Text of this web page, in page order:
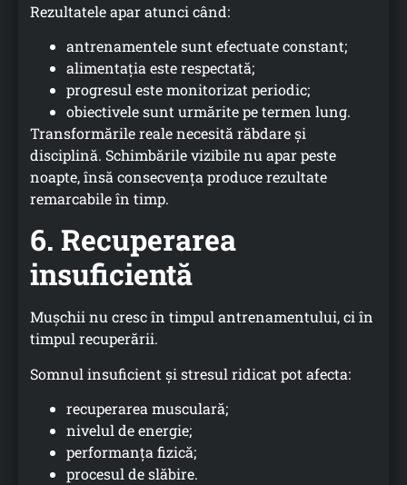
Rezultatele apar atunci când:
antrenamentele sunt efectuate constant;
alimentația este respectată;
progresul este monitorizat periodic;
obiectivele sunt urmărite pe termen lung.
Transformările reale necesită răbdare și
disciplină. Schimbările vizibile nu apar peste
noapte, însă consecvența produce rezultate
remarcabile în timp.
6. Recuperarea
insuficientă
Mușchii nu cresc în timpul antrenamentului, ci în
timpul recuperării.
Somnul insuficient și stresul ridicat pot afecta:
recuperarea musculară;
nivelul de energie;
performanța fizică;
procesul de slăbire.